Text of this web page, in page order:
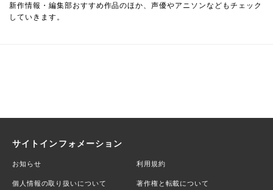
新作情報・編集部おすすめ作品のほか、声優やアニソンなどもチェック
していきます。
サイトインフォメーション
お知らせ 利用規約
個人情報の取り扱いについて 著作権と転載について